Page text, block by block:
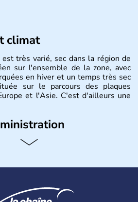
climat
très varié, sec dans la région de
sur l'ensemble de la zone, avec
en hiver et un temps très sec
sur le parcours des plaques
et l'Asie. C'est d'ailleurs une
dans le bassin Levantin, à l'est
l'occupation de l'armée turque
l'île dépasse les 9000 km2.